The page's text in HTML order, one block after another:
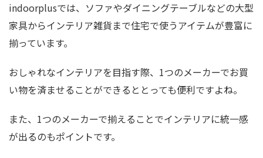
indoorplusでは、ソファやダイニングテーブルなどの大型
家具からインテリア雑貨まで住宅で使うアイテムが豊富に
揃っています。
おしゃれなインテリアを目指す際、1つのメーカーでお買
い物を済ませることができるととっても便利ですよね。
また、1つのメーカーで揃えることでインテリアに統一感
が出るのもポイントです。